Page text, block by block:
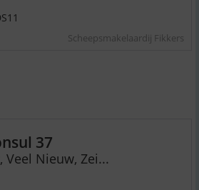
Scheepsmakelaardij Fikkers
37
Nieuw, Zei...